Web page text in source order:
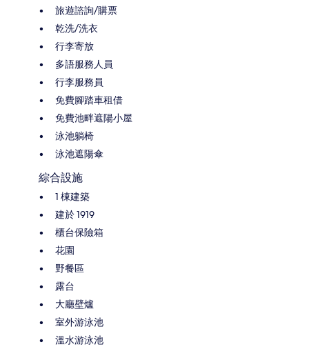
旅遊諮詢/購票
乾洗/洗衣
行李寄放
多語服務人員
行李服務員
免費腳踏車租借
免費池畔遮陽小屋
泳池躺椅
泳池遮陽傘
綜合設施
1 棟建築
建於 1919
櫃台保險箱
花園
野餐區
露台
大廳壁爐
室外游泳池
溫水游泳池